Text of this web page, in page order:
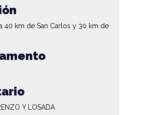
a 40 km de San Carlos y 30 km de
Y LOSADA